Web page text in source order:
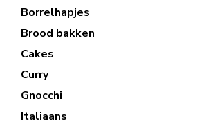
Borrelhapjes
Brood bakken
Cakes
Curry
Gnocchi
Italiaans